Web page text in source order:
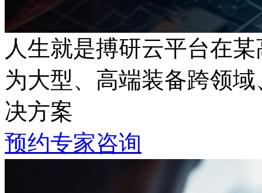
人生就是搏研云平台在
为大型、高端装备跨领
决方案
预约专家咨询